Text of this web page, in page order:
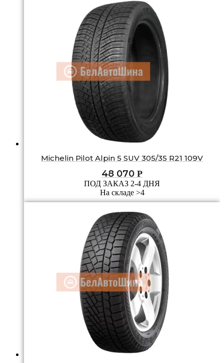
Michelin Pilot Alpin 5 SUV 305/35 R21 109V
48 070 Р
ПОД ЗАКАЗ 2-4 ДНЯ
На складе >4